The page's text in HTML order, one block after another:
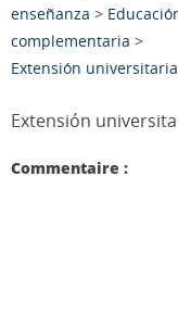
enseñanza >
complementaria >
Extensión universitaria
Extensión
Commentaire :